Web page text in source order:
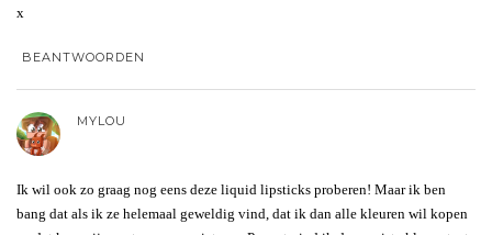
x
BEANTWOORDEN
MYLOU
Ik wil ook zo graag nog eens deze liquid lipsticks proberen! Maar ik ben
bang dat als ik ze helemaal geweldig vind, dat ik dan alle kleuren wil kopen